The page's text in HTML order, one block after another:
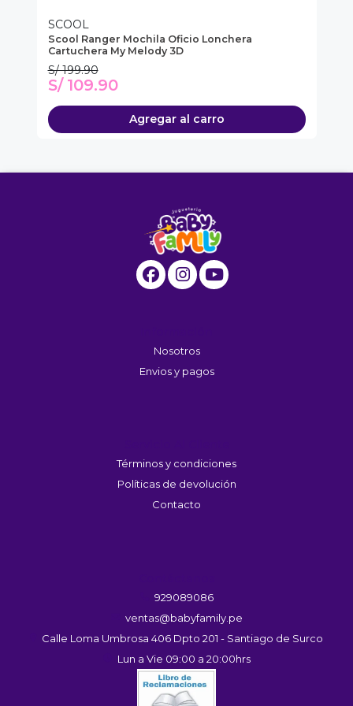
SCOOL
Scool Ranger Mochila Oficio Lonchera
Cartuchera My Melody 3D
S/ 199.90
S/ 109.90
Agregar al carro
Nosotros
Envios y pagos
Términos y condiciones
Políticas de devolución
Contacto
929089086
ventas@babyfamily.pe
Calle Loma Umbrosa 406 Dpto 201 - Santiago de Surco
Lun a Vie 09:00 a 20:00hrs